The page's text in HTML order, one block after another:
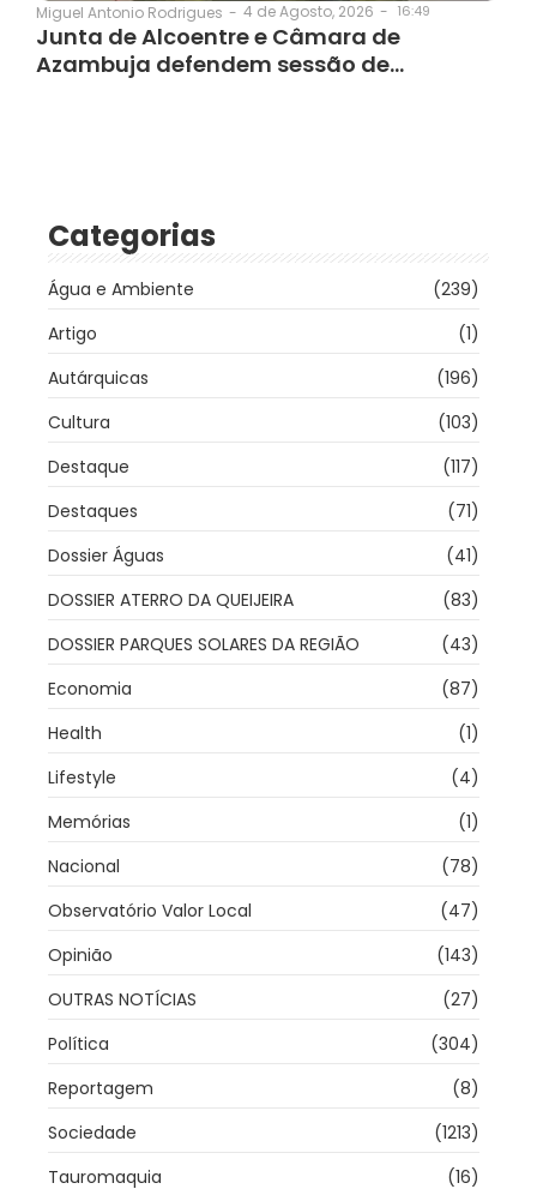
Miguel Antonio Rodrigues - 4 de Agosto, 2026 - 16:49
Junta de Alcoentre e Câmara de
Azambuja defendem sessão de…
Categorias
Água e Ambiente
(239)
Artigo
(1)
Autárquicas
(196)
Cultura
(103)
Destaque
(117)
Destaques
(71)
Dossier Águas
(41)
DOSSIER ATERRO DA QUEIJEIRA
(83)
DOSSIER PARQUES SOLARES DA REGIÃO
(43)
Economia
(87)
Health
(1)
Lifestyle
(4)
Memórias
(1)
Nacional
(78)
Observatório Valor Local
(47)
Opinião
(143)
OUTRAS NOTÍCIAS
(27)
Política
(304)
Reportagem
(8)
Sociedade
(1213)
Tauromaquia
(16)